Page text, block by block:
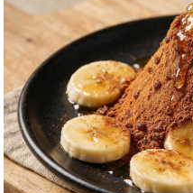
ब्यू
टी
फै
श
न
घ
रे